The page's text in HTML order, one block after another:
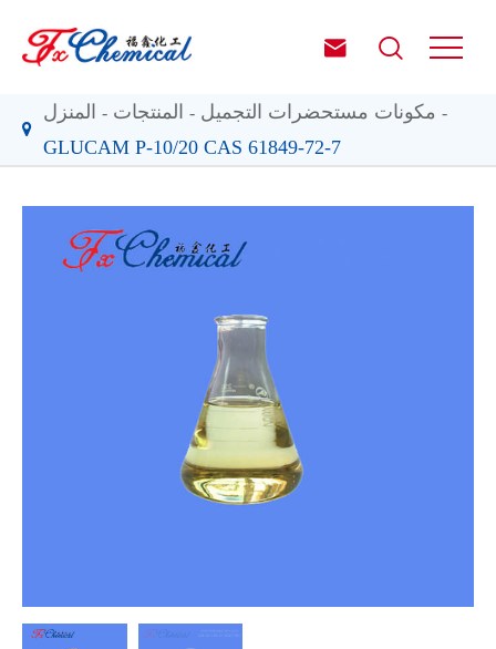
 
المنزل المنتجات
مكونات مستحضرات التجميل
GLUCAM P-10/20 CAS 61849-72-7